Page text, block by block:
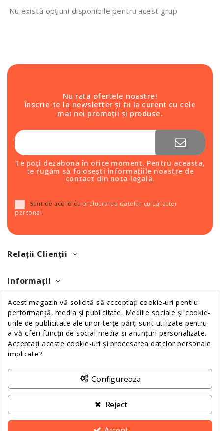
Nu există opțiuni disponibile pentru acest grup
Nu rata ofertele noastre!
Înscrie-te la newsletter și fii la curent cu cele
mai noi promoții și produse.
Te poți dezabona în orice moment. Pentru aceasta,
te rugăm să folosești informațiile noastre de
contact din nota legală.
Sunt de acord cu prelucrarea datelor cu caracter
personal.
Relații Clienții
Informații
Despre Noi
Contactează-ne
ANPC
Acest magazin vă solicită să acceptați cookie-uri pentru
performanță, media și publicitate. Mediile sociale și cookie-
urile de publicitate ale unor terțe părți sunt utilizate pentru
a vă oferi funcții de social media și anunțuri personalizate.
Acceptați aceste cookie-uri și procesarea datelor personale
implicate?
Configureaza
Reject